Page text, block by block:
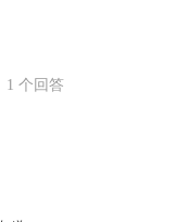
1 个回答